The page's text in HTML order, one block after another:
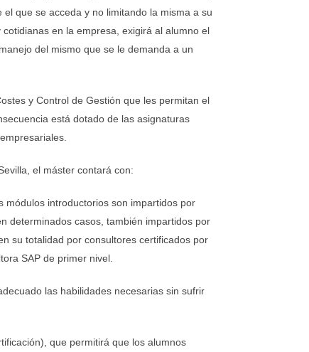
que se acceda y no limitando la misma a su
en la empresa, exigirá al alumno el
del mismo que se le demanda a un
y Control de Gestión que les permitan el
está dotado de las asignaturas
el máster contará con:
módulos introductorios son impartidos por
determinados casos, también impartidos por
su totalidad por consultores certificados por
SAP de primer nivel.
las habilidades necesarias sin sufrir
que permitirá que los alumnos